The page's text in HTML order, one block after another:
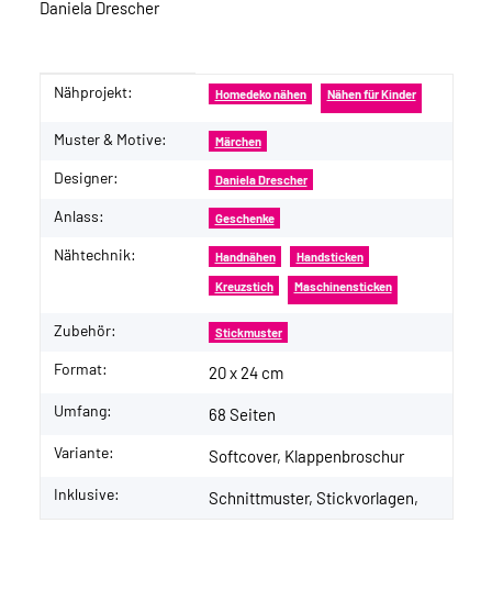
Daniela Drescher
Produkteigenschaft
Wert
Nähprojekt: Homedeko nähen Nähen für Kinder
Muster & Motive: Märchen
Designer: Daniela Drescher
Anlass: Geschenke
Nähtechnik: Handnähen Handsticken
Kreuzstich Maschinensticken
Zubehör: Stickmuster
Format: 20 x 24 cm
Umfang: 68 Seiten
Variante: Softcover, Klappenbroschur
Inklusive: Schnittmuster, Stickvorlagen,